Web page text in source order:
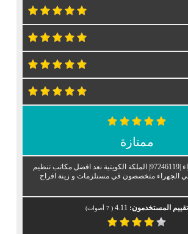
ممتازة
مكاتب افراح الجهراء |97246119| الملكة الكويتية نعد افضل مكاتب تنظيم
في الجهراء متخصصون في مستلزمات و زينة افراح
تقييم المستخدمون: 4.11
(
7 أصوات)